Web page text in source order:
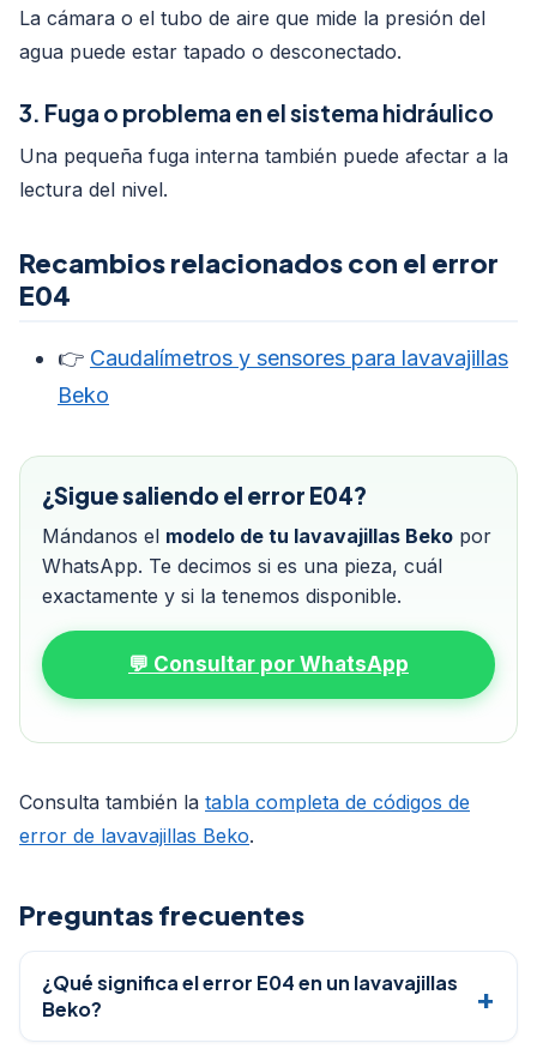
La cámara o el tubo de aire que mide la presión del
agua puede estar tapado o desconectado.
3. Fuga o problema en el sistema hidráulico
Una pequeña fuga interna también puede afectar a la
lectura del nivel.
Recambios relacionados con el error
E04
👉 Caudalímetros y sensores para lavavajillas
Beko
¿Sigue saliendo el error E04?
Mándanos el modelo de tu lavavajillas Beko por
WhatsApp. Te decimos si es una pieza, cuál
exactamente y si la tenemos disponible.
💬 Consultar por WhatsApp
Consulta también la tabla completa de códigos de
error de lavavajillas Beko.
Preguntas frecuentes
¿Qué significa el error E04 en un lavavajillas
Beko?